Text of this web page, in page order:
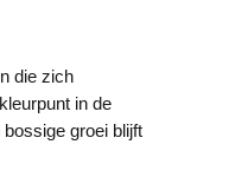
die zich
in de
groei blijft